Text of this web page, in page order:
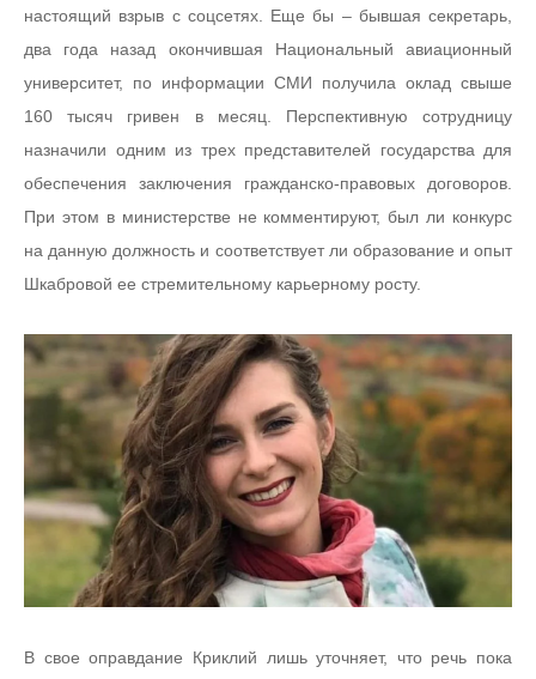
настоящий взрыв с соцсетях. Еще бы – бывшая секретарь,
два года назад окончившая Национальный авиационный
университет, по информации СМИ получила оклад свыше
160 тысяч гривен в месяц. Перспективную сотрудницу
назначили одним из трех представителей государства для
обеспечения заключения гражданско-правовых договоров.
При этом в министерстве не комментируют, был ли конкурс
на данную должность и соответствует ли образование и опыт
Шкабровой ее стремительному карьерному росту.
В свое оправдание Криклий лишь уточняет, что речь пока